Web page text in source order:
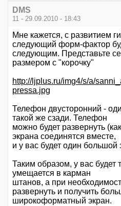
DMS
11 - 29.09.2010 - 18:43
Мне кажется, с развитием
следующий форм-фактор
следующим. Представьте
размером с "корочку"
http://ljplus.ru/img4/s/a/
pressa.jpg
Телефон двусторонний -
такой же сзади. Телефон
можно будет развернуть
экрана соединятся вместе,
и у вас будет один большой
Таким образом, у вас будет
умещается в карман
штанов, а при
развернуть и получить
широкоформатный экран.